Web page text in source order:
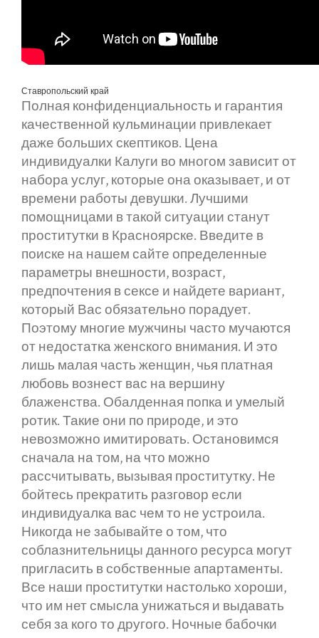
Ставропольский край
Полная конфиденциальность и гарантия
качественной кульминации привлекает
даже больших скептиков. Цена
индивидуалки Калуги во многом зависит от
набора услуг, которые она оказывает, и от
времени работы девушки. Лучшими
помощницами в такой ситуации станут
проститутки в Красноярске. Введите в
поиске на нашем сайте определенные
параметры внешности, возраст,
предпочтения в сексе и найдете вариант,
который Вас обязательно порадует.
Поэтому многие мужчины часто мучаются
от недостатка женского внимания. И это
лишь малая часть женщин, чья платная
любовь вознест вас на вершину
блаженства. Обалденная попка и умелый
ротик. Такие они по природе, и это
невозможно имитировать. Остановимся
сначала на том, на что можно
рассчитывать, вызывая проститутку. Не
бойтесь прекратить разговор если
индивидуалка вас чем то не устроила.
Никогда не забывайте о том, что
соблазнительницы данного ресурса могут
пригласить в собственные апартаменты.
Все наши проститутки настолько хороши,
что им нет смысла унижаться и выдавать
себя за кого то другого. Ночные бабочки